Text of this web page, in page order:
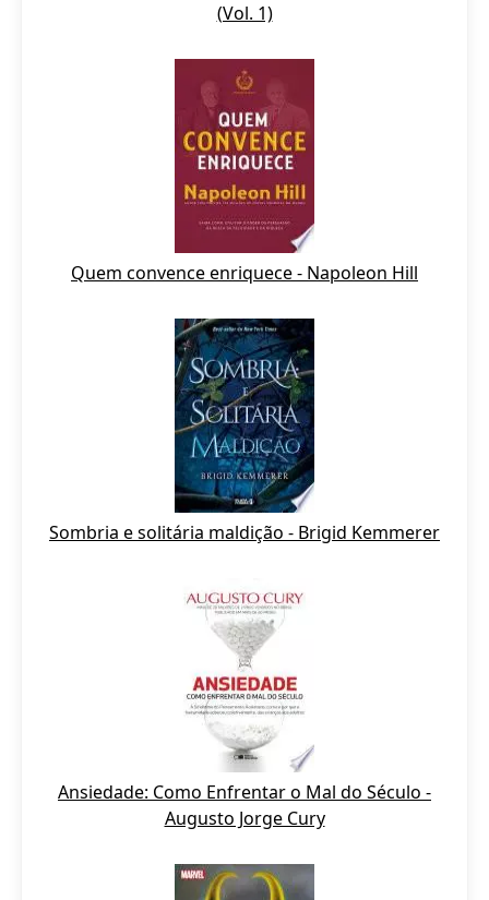
(Vol. 1)
Quem convence enriquece - Napoleon Hill
Sombria e solitária maldição - Brigid Kemmerer
Ansiedade: Como Enfrentar o Mal do Século -
Augusto Jorge Cury